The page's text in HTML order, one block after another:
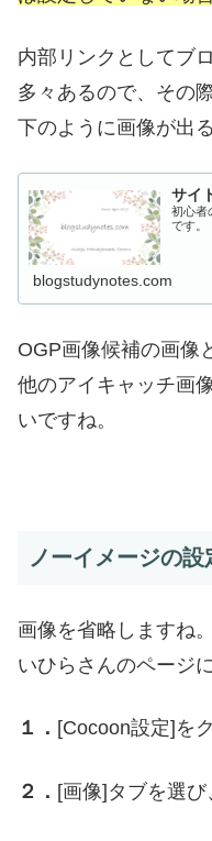
内部リンクとしてブ
多々あるので、その
下のように画像が出
サイ
初心者
です。
blogstudynotes.com
OGP画像候補の画像
他のアイキャッチ画
いですね。
ノーイメージの設
画像を省略しますね
いひらさんのページ
１． [Cocoon設定]を
２． [画像]タブを選び